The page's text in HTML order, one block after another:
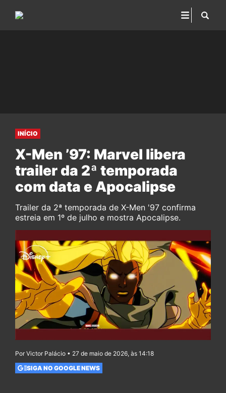
INÍCIO
X-Men ’97: Marvel libera
trailer da 2ª temporada
com data e Apocalipse
Trailer da 2ª temporada de X-Men '97 confirma
estreia em 1º de julho e mostra Apocalipse.
Por Victor Palácio • 27 de maio de 2026, às 14:18
SIGA NO GOOGLE NEWS